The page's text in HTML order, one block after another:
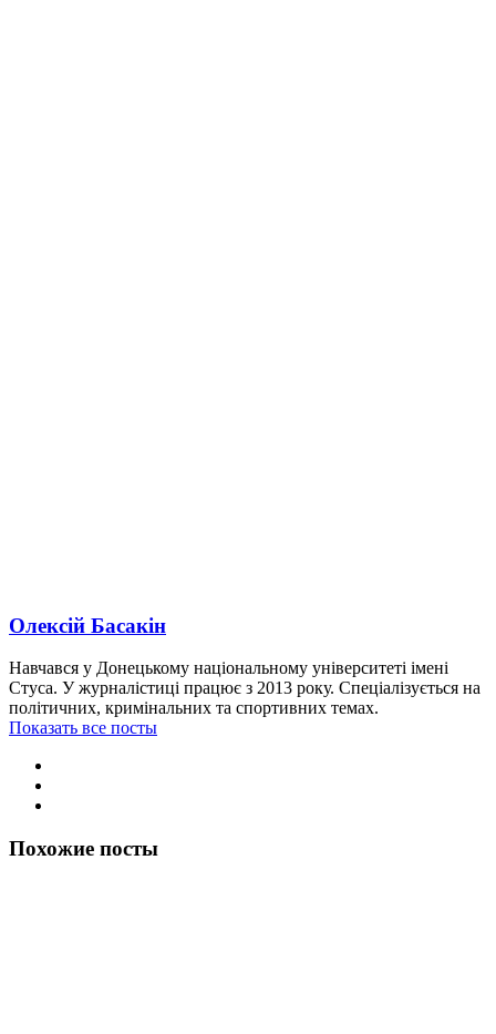
Олексій Басакін
Навчався у Донецькому національному університеті імені
Стуса. У журналістиці працює з 2013 року. Спеціалізується на
політичних, кримінальних та спортивних темах.
Показать все посты
Похожие посты